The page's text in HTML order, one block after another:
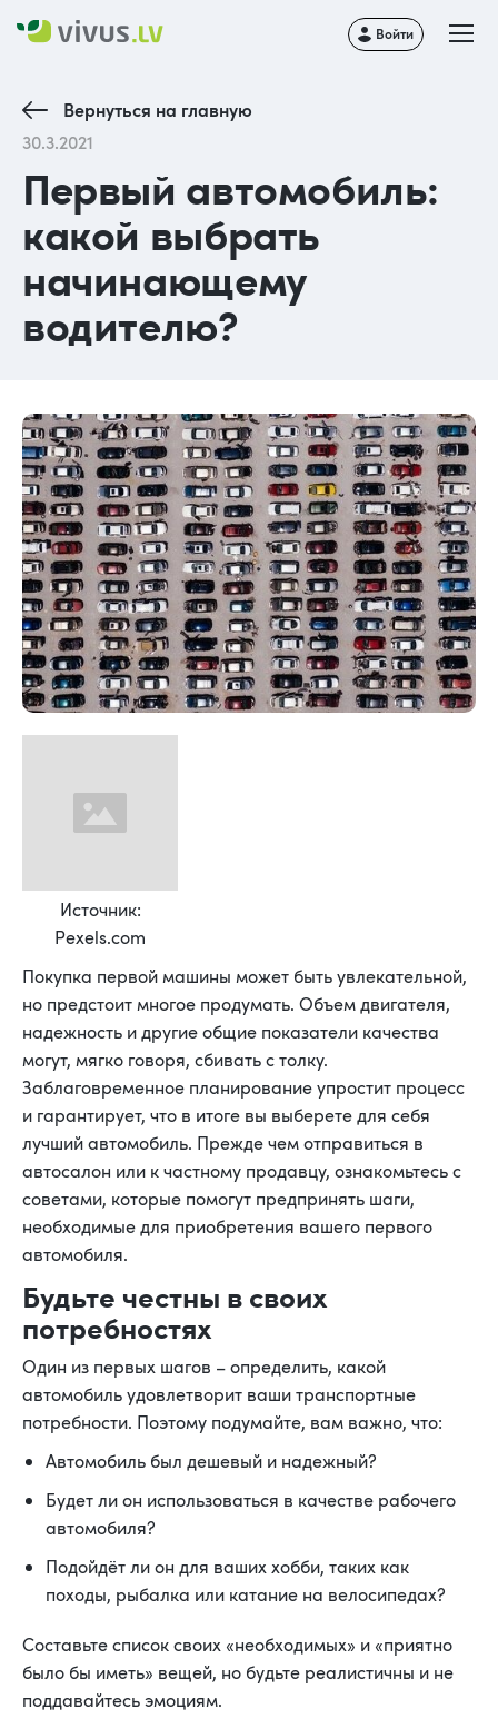
Войти
Вернуться на главную
30.3.2021
Первый автомобиль:
какой выбрать
начинающему
водителю?
Источник:
Pexels.com
Покупка первой машины может быть увлекательной,
но предстоит многое продумать. Объем двигателя,
надежность и другие общие показатели качества
могут, мягко говоря, сбивать с толку.
Заблаговременное планирование упростит процесс
и гарантирует, что в итоге вы выберете для себя
лучший автомобиль. Прежде чем отправиться в
автосалон или к частному продавцу, ознакомьтесь с
советами, которые помогут предпринять шаги,
необходимые для приобретения вашего первого
автомобиля.
Будьте честны в своих
потребностях
Один из первых шагов – определить, какой
автомобиль удовлетворит ваши транспортные
потребности. Поэтому подумайте, вам важно, что:
Автомобиль был дешевый и надежный?
Будет ли он использоваться в качестве рабочего
автомобиля?
Подойдёт ли он для ваших хобби, таких как
походы, рыбалка или катание на велосипедах?
Составьте список своих «необходимых» и «приятно
было бы иметь» вещей, но будьте реалистичны и не
поддавайтесь эмоциям.